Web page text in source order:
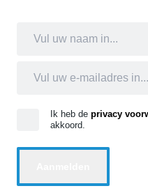
Ik heb de privacy
akkoord.